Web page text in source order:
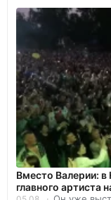
Вместо Валерии:
главного артиста